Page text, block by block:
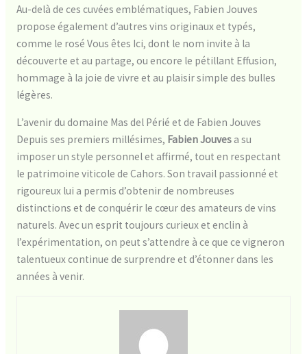
Au-delà de ces cuvées emblématiques, Fabien Jouves
propose également d’autres vins originaux et typés,
comme le rosé Vous êtes Ici, dont le nom invite à la
découverte et au partage, ou encore le pétillant Effusion,
hommage à la joie de vivre et au plaisir simple des bulles
légères.
L’avenir du domaine Mas del Périé et de Fabien Jouves
Depuis ses premiers millésimes, Fabien Jouvesa su
imposer un style personnel et affirmé, tout en respectant
le patrimoine viticole de Cahors. Son travail passionné et
rigoureux lui a permis d’obtenir de nombreuses
distinctions et de conquérir le cœur des amateurs de vins
naturels. Avec un esprit toujours curieux et enclin à
l’expérimentation, on peut s’attendre à ce que ce vigneron
talentueux continue de surprendre et d’étonner dans les
années à venir.